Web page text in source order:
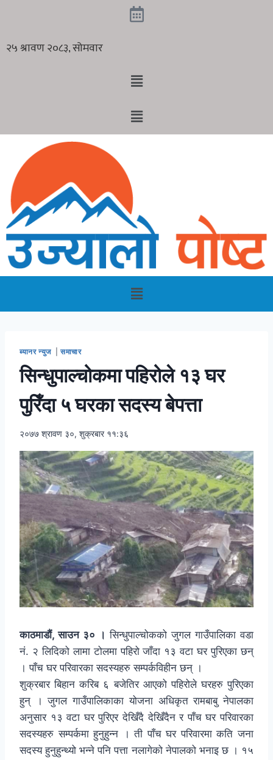
ब्यानर न्युज |समाचार
सिन्धुपाल्चोकमा पहिरोले १३ घर
पुरिँदा ५ घरका सदस्य बेपत्ता
२०७७ श्रावण ३०, शुक्रबार ११:३६
काठमाडौं, साउन ३० । सिन्धुपाल्चोकको जुगल गाउँपालिका वडा
नं. २ लिदिको लामा टोलमा पहिरो जाँदा १३ वटा घर पुरिएका छन्
। पाँच घर परिवारका सदस्यहरु सम्पर्कविहीन छन् ।
शुक्रबार बिहान करिब ६ बजेतिर आएको पहिरोले घरहरु पुरिएका
हुन् । जुगल गाउँपालिकाका योजना अधिकृत रामबाबु नेपालका
अनुसार १३ वटा घर पुरिएर देखिँदै देखिँदैन र पाँच घर परिवारका
सदस्यहरु सम्पर्कमा हुनुहुन्न । ती पाँच घर परिवारमा कति जना
सदस्य हुनुहुन्थ्यो भन्ने पनि पत्ता नलागेको नेपालको भनाइ छ । १५